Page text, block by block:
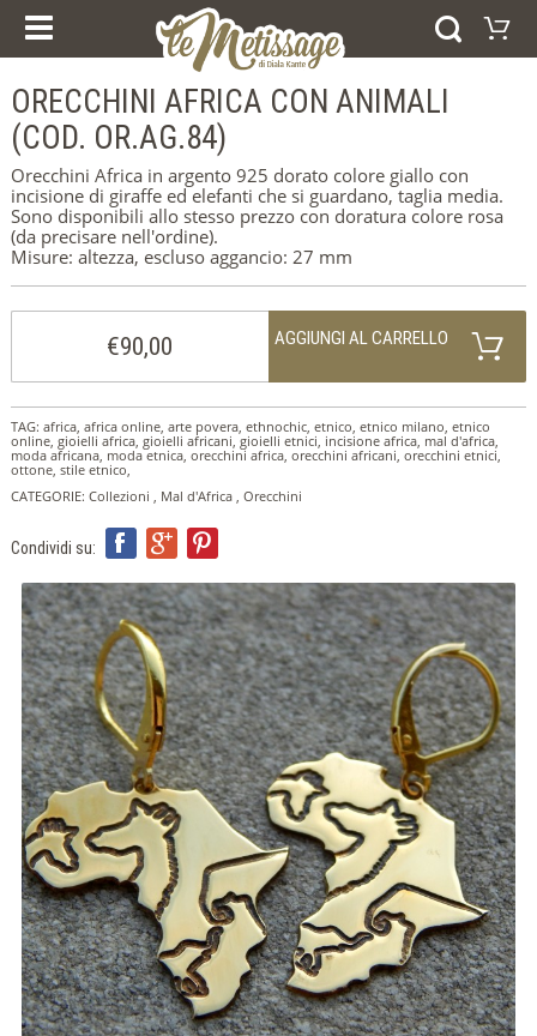
I NOSTRI CORSI
PRODOTTI
ESPERIENZE E CORSI
BUONI REGALO
ANELLI
BRACCIALI
ORECCHINI
PENDENTI
COLLEZIONI
AFRICA
FEDI NUZIALI
ORO
NEWS
CONTATTI
NOTE LEGALI
COOKIE POLICY
ITA
ENG
FRA
Carrello
Visitate il negozio
ORECCHINI AFRICA CON ANIMALI
(COD. OR.AG.84)
Orecchini Africa in argento 925 dorato colore giallo con
incisione di giraffe ed elefanti che si guardano, taglia media.
Sono disponibili allo stesso prezzo con doratura colore rosa
(da precisare nell'ordine).
Misure: altezza, escluso aggancio: 27 mm
€90,00 AGGIUNGI AL CARRELLO
TAG: africa, africa online, arte povera, ethnochic, etnico, etnico milano, etnico
online, gioielli africa, gioielli africani, gioielli etnici, incisione africa, mal d'africa,
moda africana, moda etnica, orecchini africa, orecchini africani, orecchini etnici,
ottone, stile etnico,
CATEGORIE: Collezioni , Mal d'Africa, Orecchini
Condividi su: